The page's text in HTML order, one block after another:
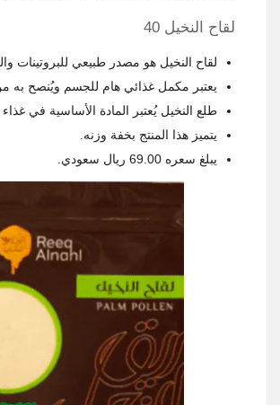
لقاح النخيل 40
لقاح النخيل هو مصدر طبيعي للبروتينات
يعتبر مكمل غذائي هام للجسم ويُنصح به
طلع النخيل يُعتبر المادة الأساسية في
يتميز هذا المنتج بخفة وزنه.
يبلغ سعره 69.00 ريال سعودي.